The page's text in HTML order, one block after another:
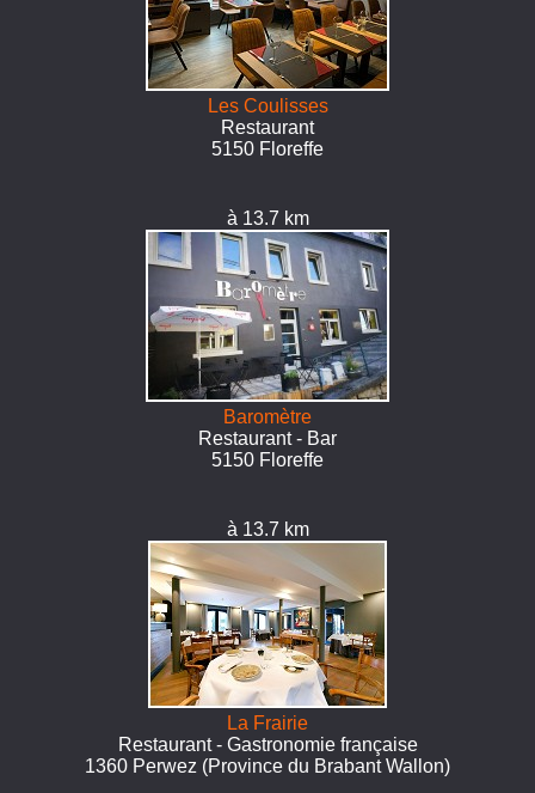
Les Coulisses
Restaurant
5150 Floreffe
à 13.7 km
Baromètre
Restaurant - Bar
5150 Floreffe
à 13.7 km
La Frairie
Restaurant - Gastronomie française
1360 Perwez (Province du Brabant Wallon)